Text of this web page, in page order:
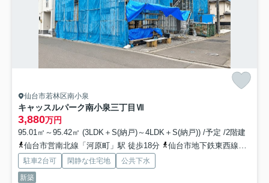
仙台市若林区南小泉
キャッスルパーク南小泉三丁目Ⅶ
3,880万円
95.01㎡～95.42㎡ (3LDK＋S(納戸)～4LDK＋S(納戸)) /予定 /2階建
仙台市営南北線「河原町」駅 徒歩18分
仙台市地下鉄東西線「薬師堂」駅 徒歩19分
駐車2台可 閑静な住宅地
公共下水
新築